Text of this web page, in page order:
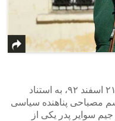
روزنامه تلگراف چاپ آمریکا در تاریخ ۲۱ اسفند ۹۲، به استناد
مصباحی پناهنده سیاسی
سوایر پدر یکی از